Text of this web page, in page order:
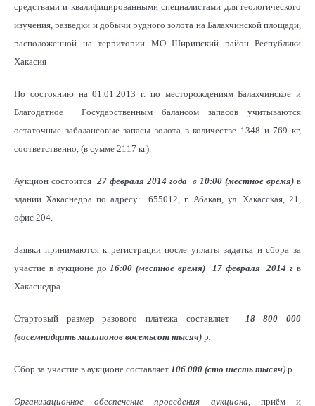
средствами и квалифицированными специалистами для геологического
изучения, разведки и добычи рудного золота на Балахчинской площади,
расположенной на территории МО Ширинский район Республики
Хакасия
По состоянию на 01.01.2013 г. по месторождениям Балахчинское и
Благодатное Государственным балансом запасов учитываются
остаточные забалансовые запасы золота в количестве 1348 и 769 кг,
соответственно, (в сумме 2117 кг).
Аукцион состоится 27 февраля 2014 года в 10:00 (местное время) в
здании Хакаснедра по адресу: 655012, г. Абакан, ул. Хакасская, 21,
офис 204.
Заявки принимаются к регистрации после уплаты задатка и сбора за
участие в аукционе до 16:00 (местное время) 17 февраля 2014 г в
Хакаснедра.
Стартовый размер разового платежа составляет 18 800 000
(восемнадцать миллионов восемьсот тысяч) р.
Сбор за участие в аукционе составляет 106 000 (сто шесть тысяч) р
Организационное обеспечение проведения аукциона , приём и